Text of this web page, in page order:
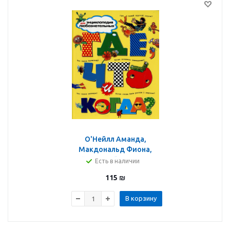
О'Нейлл Аманда,
Макдональд Фиона,
Тейлор Барбара, Ганери
Есть в наличии
115 ₪
В корзину